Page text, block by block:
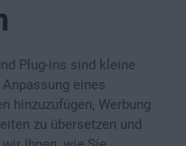
Plug-ins sind kleine
eines
hinzuzufügen, Werbung
zu übersetzen und